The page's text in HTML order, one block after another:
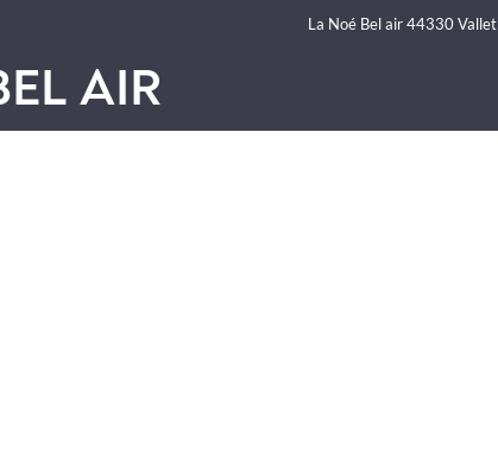
La Noé Bel air 44330 Vallet
AIR